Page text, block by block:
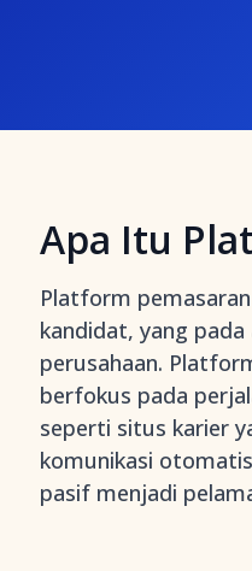
Apa Itu
Platform
kandidat, yang
perusahaan.
berfokus pada
seperti situs karier
komunikasi
pasif menjadi